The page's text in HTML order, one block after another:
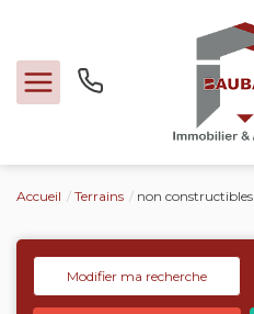
Locations
Accueil Terrains non constructibles
Modifier ma recherche